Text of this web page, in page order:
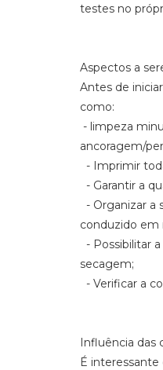
testes no
Aspectos a
Antes de
como:
- limpeza
ancoragem/
- Imprimir
- Garantir a
- Organizar a
conduzido em
- Possibilitar
secagem;
- Verificar a
Influência das
É